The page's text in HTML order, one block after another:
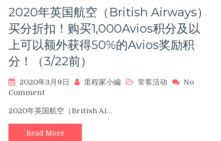
前）
2020年英国航空（British Airways）
买分折扣！购买1,000Avios积分及以
上可以额外获得50%的Avios奖励积
分！（3/22前）
2020年3月9日 里程家小編 常客活动
No
Commenton
年
英
国
2020年英国航空（British Ai…
Read More